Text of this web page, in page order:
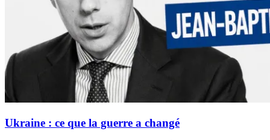
Ukraine : ce que la guerre a changé